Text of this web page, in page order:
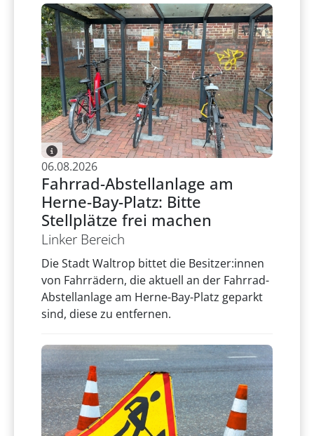
06.08.2026
Fahrrad-Abstellanlage am
Herne-Bay-Platz: Bitte
Stellplätze frei machen
Linker Bereich
Die Stadt Waltrop bittet die Besitzer:innen
von Fahrrädern, die aktuell an der Fahrrad-
Abstellanlage am Herne-Bay-Platz geparkt
sind, diese zu entfernen.